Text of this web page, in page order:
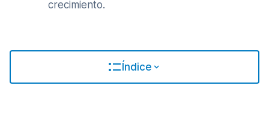
crecimiento.
Índice